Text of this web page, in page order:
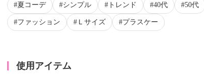
夏コーデ シンプル トレンド 40代 50代
ファッション Ｌサイズ プラスケー
使用アイテム